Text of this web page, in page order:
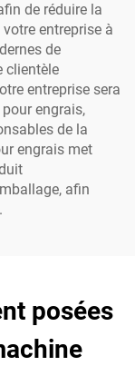
de réduire la
entreprise à
de
clientèle
entreprise sera
engrais,
de la
engrais met
afin
posées